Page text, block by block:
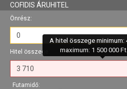
COFIDIS ÁRUHITEL
Önrész:
Hitel összege:
A hitel összege minimum:
maximum: 1 500 000
Futamidő: